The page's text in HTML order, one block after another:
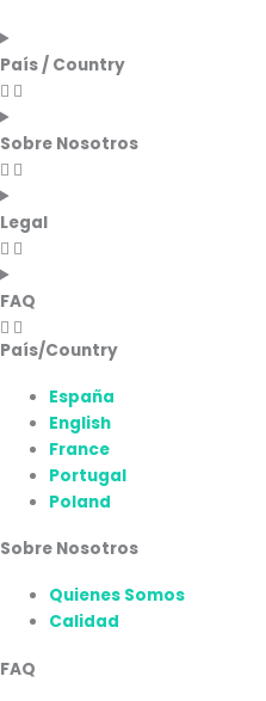
País / Country
Sobre Nosotros
Legal
FAQ
País/Country
España
English
France
Portugal
Poland
Sobre Nosotros
Quienes Somos
Calidad
FAQ